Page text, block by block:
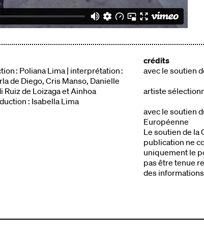
: Poliana Lima | interprétation :
de Diego, Cris Manso, Danielle
de Loizaga et Ainhoa
: Isabella Lima
crédits
avec le soutien
artiste
avec le soutien
Européenne
Le soutien de la
publication ne
uniquement le
pas être tenue
des